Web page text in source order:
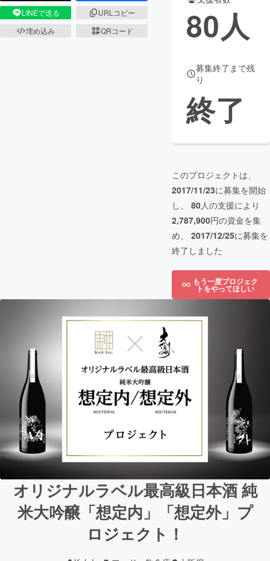
LINEで送る
URLコピー
埋め込み
QRコード 80人
募集終了まで残
り
終了
このプロジェクトは、
2017/11/23に募集を開始
し、 80人の支援により
2,787,900円の資金を集
め、 2017/12/25に募集を
終了しました
もう一度プロジェク
トをやってほしい
オリジナルラベル最高級日本酒 純
米大吟醸「想定内」「想定外」プ
ロジェクト！